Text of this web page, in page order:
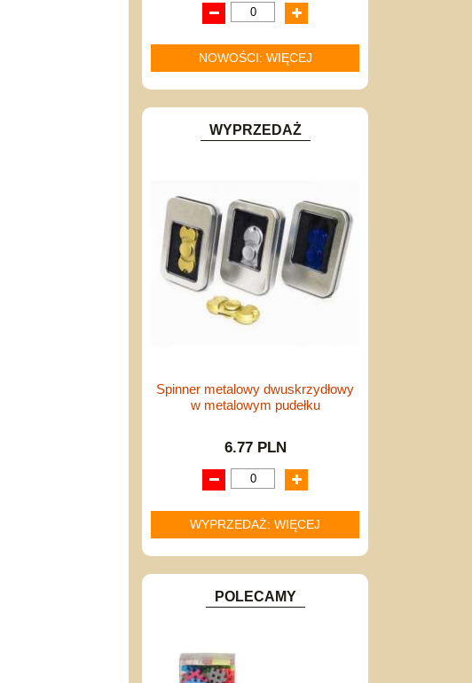
NOWOŚCI: WIĘCEJ
WYPRZEDAŻ
Spinner metalowy dwuskrzydłowy
w metalowym pudełku
6.77 PLN
WYPRZEDAŻ: WIĘCEJ
POLECAMY